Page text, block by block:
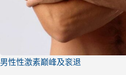
男性性激素巅峰及衮退